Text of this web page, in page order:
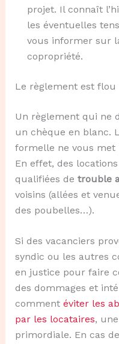
projet. Il connaît
les éventuelles
vous informer sur
copropriété.
Le règlement est
Un règlement qui ne
un chèque en blanc.
formelle ne vous met
En effet, des
qualifiées de trouble
voisins (allées et
des poubelles…).
Si des vacanciers
syndic ou les autres
en justice pour faire
des dommages et
comment éviter les
par les locataires,
primordiale. En cas